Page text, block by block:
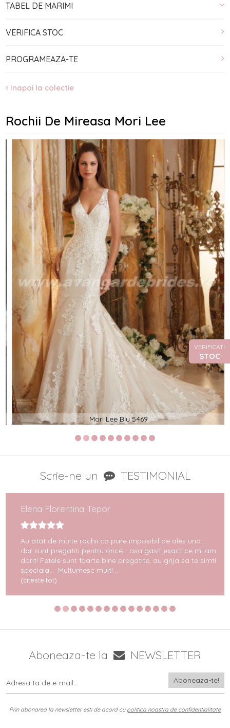
TABEL DE MARIMI
VERIFICA STOC
PROGRAMEAZA-TE
Inapoi la colectie
Rochii De Mireasa Mori Lee
Mori Lee Blu 5469
Scrie-ne un TESTIMONIAL
Elena Florentina Tepor
Au atât de multe rochii ca pare imposibil de ales una...
dar sunt pregatiti pentru orice... asa gasit exact ce mi am
dorit! Fetele sunt foarte bine pregatite, au grija sa te simti
speciala... Multumesc mult! ...
(citeste tot)
Aboneaza-te la NEWSLETTER
Prin abonarea la newsletter esti de acord cu politica noastra de confidentialitate
VERIFICATI
STOC